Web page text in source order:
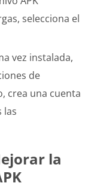
selecciona el
vez instalada,
de
crea una cuenta
las
la